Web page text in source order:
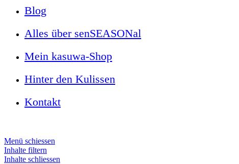
Blog
Alles über senSEASONal
Mein kasuwa-Shop
Hinter den Kulissen
Kontakt
Menü schiessen
Inhalte filtern
Inhalte schliessen